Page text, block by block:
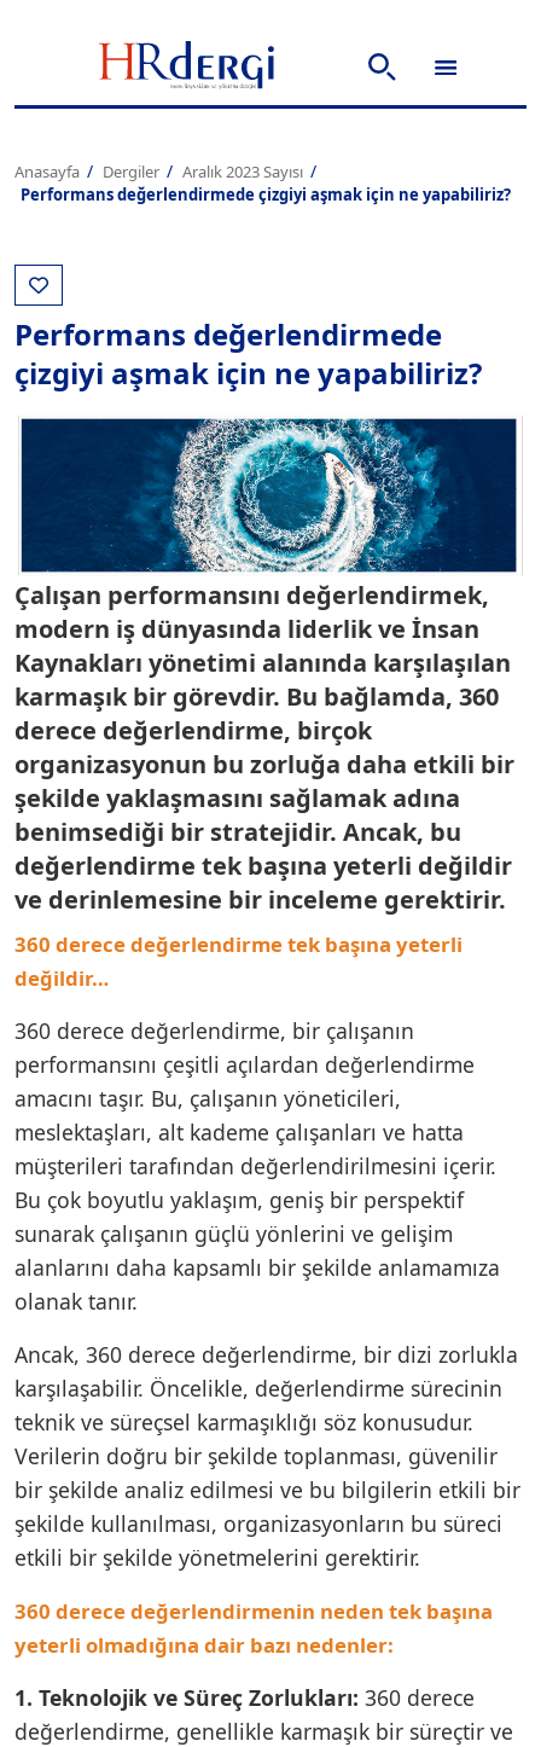
Anasayfa Dergiler
Aralık 2023 Sayısı
Performans değerlendirmede çizgiyi aşmak için ne yapabiliriz?
Performans değerlendirmede
çizgiyi aşmak için ne yapabiliriz?
Çalışan performansını değerlendirmek,
modern iş dünyasında liderlik ve İnsan
Kaynakları yönetimi alanında karşılaşılan
karmaşık bir görevdir. Bu bağlamda, 360
derece değerlendirme, birçok
organizasyonun bu zorluğa daha etkili bir
şekilde yaklaşmasını sağlamak adına
benimsediği bir stratejidir. Ancak, bu
değerlendirme tek başına yeterli değildir
ve derinlemesine bir inceleme gerektirir.
360 derece değerlendirme tek başına yeterli
değildir…
360 derece değerlendirme, bir çalışanın
performansını çeşitli açılardan değerlendirme
amacını taşır. Bu, çalışanın yöneticileri,
meslektaşları, alt kademe çalışanları ve hatta
müşterileri tarafından değerlendirilmesini içerir.
Bu çok boyutlu yaklaşım, geniş bir perspektif
sunarak çalışanın güçlü yönlerini ve gelişim
alanlarını daha kapsamlı bir şekilde anlamamıza
olanak tanır.
Ancak, 360 derece değerlendirme, bir dizi zorlukla
karşılaşabilir. Öncelikle, değerlendirme sürecinin
teknik ve süreçsel karmaşıklığı söz konusudur.
Verilerin doğru bir şekilde toplanması, güvenilir
bir şekilde analiz edilmesi ve bu bilgilerin etkili bir
şekilde kullanılması, organizasyonların bu süreci
etkili bir şekilde yönetmelerini gerektirir.
360 derece değerlendirmenin neden tek başına
yeterli olmadığına dair bazı nedenler:
1. Teknolojik ve Süreç Zorlukları: 360 derece
değerlendirme, genellikle karmaşık bir süreçtir ve